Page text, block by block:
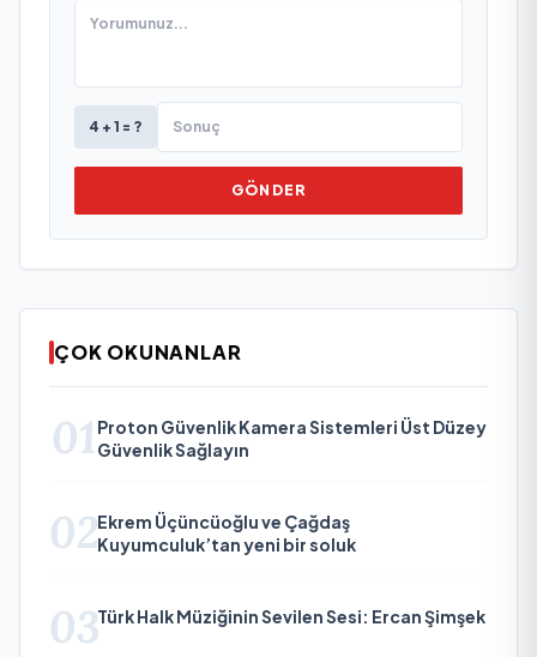
4 + 1 = ?
GÖNDER
ÇOK OKUNANLAR
01 Proton Güvenlik Kamera Sistemleri Üst Düzey
Güvenlik Sağlayın
02Ekrem Üçüncüoğlu ve Çağdaş
Kuyumculuk’tan yeni bir soluk
03Türk Halk Müziğinin Sevilen Sesi: Ercan Şimşek